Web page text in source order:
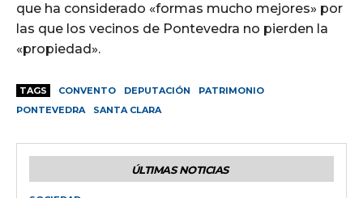
que ha considerado «formas mucho mejores» por
las que los vecinos de Pontevedra no pierden la
«propiedad».
TAGS CONVENTO DEPUTACIÓN
PATRIMONIO
PONTEVEDRA
SANTA CLARA
ÚLTIMAS NOTICIAS